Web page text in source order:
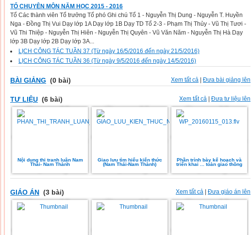
TỔ CHUYÊN MÔN NĂM HỌC 2015 - 2016
Tổ Các thành viên Tổ trưởng Tổ phó Ghi chú Tổ 1 - Nguyễn Thị Dung - Nguyễn T. Huyền
Nga - Đồng Thị Vui Dạy lớp 1A Dạy lớp 1B Dạy TD Tổ 2-3 - Phạm Thị Thủy - Vũ Thị Tươi -
Vũ Thi Thiệp - Nguyễn Thị Hiên - Nguyễn Thị Quyên - Vũ Văn Năm - Nguyễn Thị Hà Dạy
lớp 3B Dạy lớp 2B Dạy lớp 3A...
LỊCH CÔNG TÁC TUẦN 37 (Từ ngày 16/5/2016 đến ngày 21/5/2016)
LỊCH CÔNG TÁC TUẦN 36 (Từ ngày 9/5/2016 đến ngày 14/5/2016)
Xem tất cả | Đưa bài giảng lên
BÀI GIẢNG (0 bài)
Xem tất cả Đưa tư liệu lên
TƯ LIỆU (6 bài)
Nội dung thi tranh luận Nam
Thái- Nam Thành
Giao lưu tìm hiểu kiến thức
(Nam Thái-Nam Thành)
Phần trỉnh bày kế hoạch và
triển khai ... toàn giao thông
Xem tất cả | Đưa giáo án lên
GIÁO ÁN (3 bài)